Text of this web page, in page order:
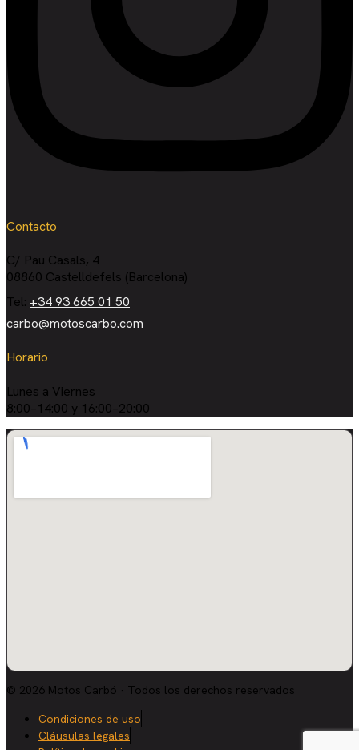
Contacto
C/ Pau Casals, 4
08860 Castelldefels (Barcelona)
Tel: +34 93 665 01 50
carbo@motoscarbo.com
Horario
Lunes a Viernes
8:00–14:00 y 16:00–20:00
© 2026 Motos Carbó · Todos los derechos reservados
Condiciones de uso
Cláusulas legales